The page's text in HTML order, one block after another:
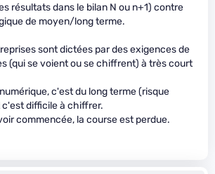
résultats dans le bilan N ou n+1) contre
de moyen/long terme.
sont dictées par des exigences de
(qui se voient ou se chiffrent) à très court
c'est du long terme (risque
difficile à chiffrer.
commencée, la course est perdue.